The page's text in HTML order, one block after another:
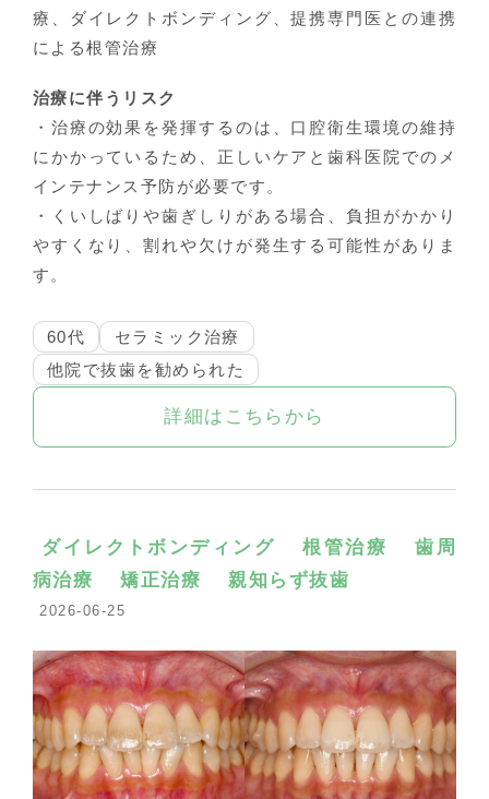
療、ダイレクトボンディング、提携専門医との連携
による根管治療
治療に伴うリスク
・治療の効果を発揮するのは、口腔衛生環境の維持
にかかっているため、正しいケアと歯科医院でのメ
インテナンス予防が必要です。
・くいしばりや歯ぎしりがある場合、負担がかかり
やすくなり、割れや欠けが発生する可能性がありま
す。
60代
セラミック治療
他院で抜歯を勧められた
詳細はこちらから
ダイレクトボンディング 根管治療
歯周
病治療
矯正治療 親知らず抜歯
2026-06-25